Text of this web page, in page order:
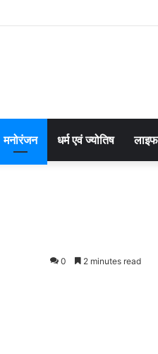
मनोरंजन धर्म एवं ज्योतिष
0 2 minutes read